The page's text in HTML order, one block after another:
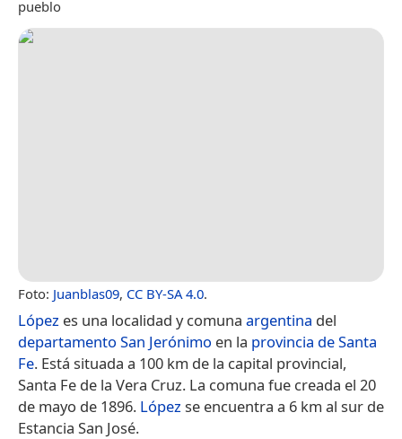
pueblo
Foto: Juanblas09, CC BY-SA 4.0.
López es una localidad y comuna argentina del
departamento San Jerónimo en la provincia de Santa
Fe. Está situada a 100 km de la capital provincial,
Santa Fe de la Vera Cruz. La comuna fue creada el 20
de mayo de 1896. Lópezse encuentra a 6 km al sur de
Estancia San José.